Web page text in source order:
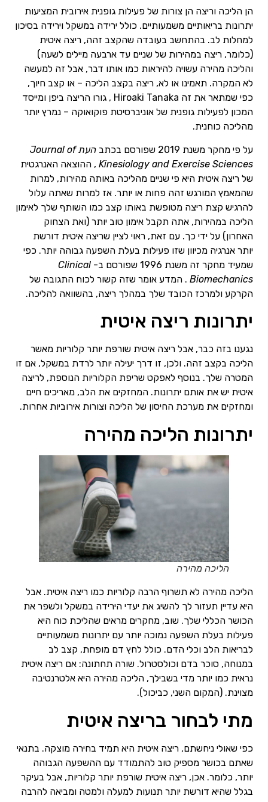
הן הליכה וריצה הן צורות של פעילות גופנית אירובית המציעות
יתרונות בריאותיים משמעותיים. כולל ירידה במשקל וירידה בסיכון
למחלות לב. בהתחשב בעובדה שהקצב זהה, ריצה איטית
(כלומר, ריצה במהירות של שניים עד ארבעה מיילים לשעה)
והליכה מהירה עשויה להיראות כמו אותו דבר, אבל זה למעשה
לא המקרה. תאמינו או לא, ריצה בקצב הליכה – או קצב חיוך,
כפי שמתאר את זה Hiroaki Tanaka , גורו הריצה ביפן ומייסד
המכון לפעילות גופנית של אוניברסיטת פוקואוקה – נמרץ יותר
מהליכה כוחנית.
על פי מחקר משנת 2019 שפורסם בכתב
העת Journal of
Kinesiology and Exercise Sciences , ההוצאה האנרגטית
של ריצה איטית היא פי שניים מהליכה באותה מהירות, למרות
שהמאמץ המורגש זהה פחות או יותר. אז למרות שאתה עלול
להרגיש קצת ריצה מטופשת באותו קצב כמו השותף שלך לאימון
הליכה במהירות, אתה תקבל אימון טוב יותר (ואת הצחוק
האחרון) על ידי כך. עם זאת, ראוי לציין שריצה איטית דורשת
יותר אנרגיה מכיוון שזו פעילות בעלת השפעה גבוהה יותר. כפי
שמעיד מחקר זה משנת 1996 שפורסם ב-
Clinical
Biomechanics . המדע אומר שזה קשור לכוח התגובה של
הקרקע ולמרכז הכובד שלך במהלך ריצה, בהשוואה להליכה.
יתרונות ריצה איטית
נגענו בזה כבר, אבל ריצה איטית שורפת יותר קלוריות מאשר
הליכה בקצב זהה. ולכן, זו דרך יעילה יותר לרדת במשקל, אם זו
המטרה שלך. בנוסף לאפקט שריפת הקלוריות הנוספת, לריצה
איטית יש את אותם יתרונות. המחזקים את הלב, מאריכים חיים
ומחזקים את מערכת החיסון של הליכה וצורות אירוביות אחרות.
יתרונות הליכה מהירה
הליכה מהירה
הליכה מהירה לא תשרוף הרבה קלוריות כמו ריצה איטית. אבל
היא עדיין תעזור לך להשיג את יעדי הירידה במשקל ולשפר את
הכושר הכללי שלך. שוב, מחקרים מראים שהליכת כוח היא
פעילות בעלת השפעה נמוכה יותר עם יתרונות משמעותיים
לבריאות הלב וכלי הדם. כולל לחץ דם מופחת, קצב לב
במנוחה, סוכר בדם וכולסטרול. שורה תחתונה: אם ריצה איטית
נראית כמו יותר מדי בשבילך, הליכה מהירה היא אלטרנטיבה
מצוינת. (המקום השני, כביכול).
מתי לבחור בריצה איטית
כפי שאולי ניחשתם, ריצה איטית היא תמיד בחירה מוצקה. בתנאי
שאתם בכושר מספיק טוב להתמודד עם ההשפעה הגבוהה
יותר, כלומר. אכן, ריצה איטית שורפת יותר קלוריות, אבל בעיקר
בגלל שהיא דורשת יותר תנועות למעלה ולמטה ומביאה להרבה